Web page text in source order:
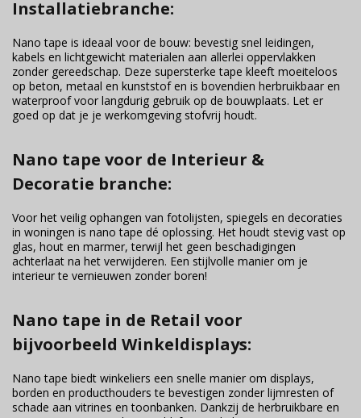
Installatiebranche:
Nano tape is ideaal voor de bouw: bevestig snel leidingen,
kabels en lichtgewicht materialen aan allerlei oppervlakken
zonder gereedschap. Deze supersterke tape kleeft moeiteloos
op beton, metaal en kunststof en is bovendien herbruikbaar en
waterproof voor langdurig gebruik op de bouwplaats. Let er
goed op dat je je werkomgeving stofvrij houdt.
Nano tape voor de Interieur &
Decoratie branche:
Voor het veilig ophangen van fotolijsten, spiegels en decoraties
in woningen is nano tape dé oplossing. Het houdt stevig vast op
glas, hout en marmer, terwijl het geen beschadigingen
achterlaat na het verwijderen. Een stijlvolle manier om je
interieur te vernieuwen zonder boren!
Nano tape in de Retail voor
bijvoorbeeld Winkeldisplays:
Nano tape biedt winkeliers een snelle manier om displays,
borden en producthouders te bevestigen zonder lijmresten of
schade aan vitrines en toonbanken. Dankzij de herbruikbare en